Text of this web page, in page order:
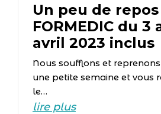
Un peu de
FORMEDIC du 3
avril 2023 inclus
Nous soufflons et
une petite semaine et vous
le…
lire plus